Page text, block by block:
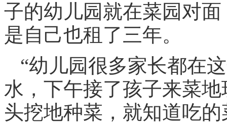
子的幼儿园就在菜园对
是自己也租了三年。
“幼儿园很多家长都在
水，下午接了孩子来菜
头挖地种菜，就知道吃